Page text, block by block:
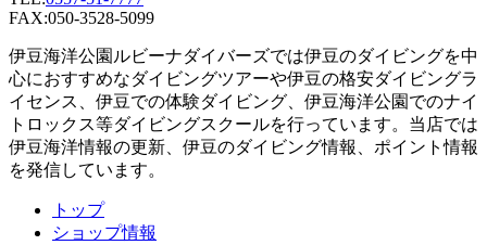
FAX:050-3528-5099
伊豆海洋公園ルビーナダイバーズでは伊豆のダイビングを中
心におすすめなダイビングツアーや伊豆の格安ダイビングラ
イセンス、伊豆での体験ダイビング、伊豆海洋公園でのナイ
トロックス等ダイビングスクールを行っています。当店では
伊豆海洋情報の更新、伊豆のダイビング情報、ポイント情報
を発信しています。
トップ
ショップ情報